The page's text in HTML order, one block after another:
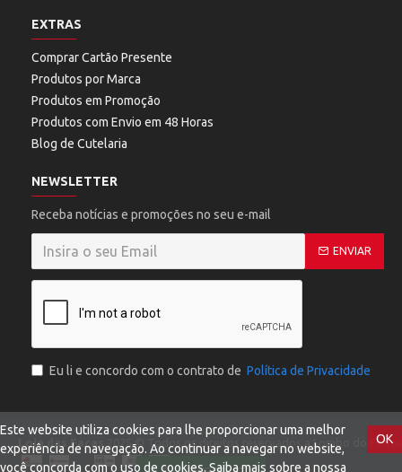
EXTRAS
Comprar Cartão Presente
Produtos por Marca
Produtos em Promoção
Produtos com Envio em 48 Horas
Blog de Cutelaria
NEWSLETTER
Receba notícias e promoções no seu e-mail
ENVIAR
Eu li e concordo com o contrato de Política de Privacidade
Loja das Facas 2025 © Todos os direitos reservados a Lombo do OK
Este website utiliza cookies para lhe proporcionar uma melhor
experiência de navegação. Ao continuar a navegar no website,
você concorda com o uso de cookies. Saiba mais sobre a nossa